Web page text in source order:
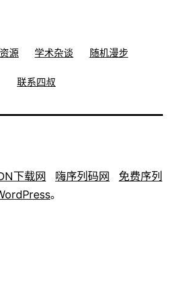
源 学术杂谈 随机漫步
联系四叔
下载网 嗨序列码网
免费序列
。